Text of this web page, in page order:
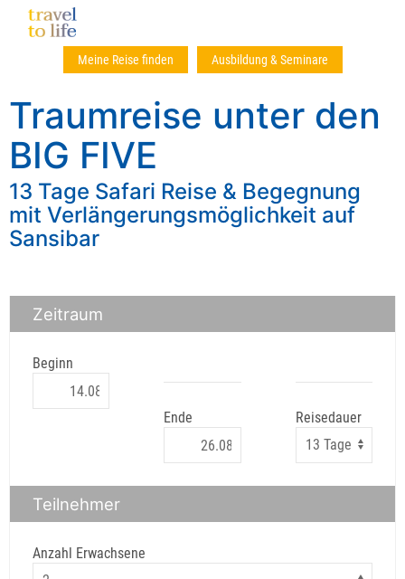
Meine Reise finden Ausbildung & Seminare
Traumreise unter den
BIG FIVE
13 Tage Safari Reise & Begegnung
mit Verlängerungsmöglichkeit auf
Sansibar
Zeitraum
Beginn
Ende Reisedauer
Teilnehmer
Anzahl Erwachsene